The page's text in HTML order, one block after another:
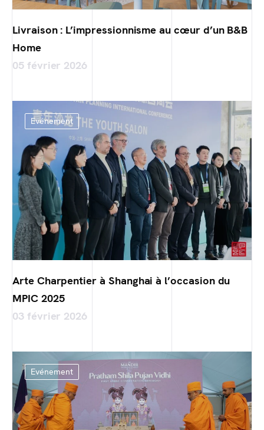
Livraison : L’impressionnisme au cœur d’un B&B
Home
05 février 2026
Evénement
Arte Charpentier à Shanghai à l’occasion du
MPIC 2025
03 février 2026
Evénement